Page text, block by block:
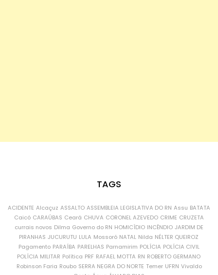
TAGS
ACIDENTE Alcaçuz ASSALTO ASSEMBLEIA LEGISLATIVA DO RN Assu BATATA
Caicó CARAÚBAS Ceará CHUVA CORONEL AZEVEDO CRIME CRUZETA
currais novos Dilma Governo do RN HOMICÍDIO INCÊNDIO JARDIM DE
PIRANHAS JUCURUTU LULA Mossoró NATAL Nilda NÉLTER QUEIROZ
Pagamento PARAÍBA PARELHAS Parnamirim POLÍCIA POLÍCIA CIVIL
POLÍCIA MILITAR Política PRF RAFAEL MOTTA RN ROBERTO GERMANO
Robinson Faria Roubo SERRA NEGRA DO NORTE Temer UFRN Vivaldo